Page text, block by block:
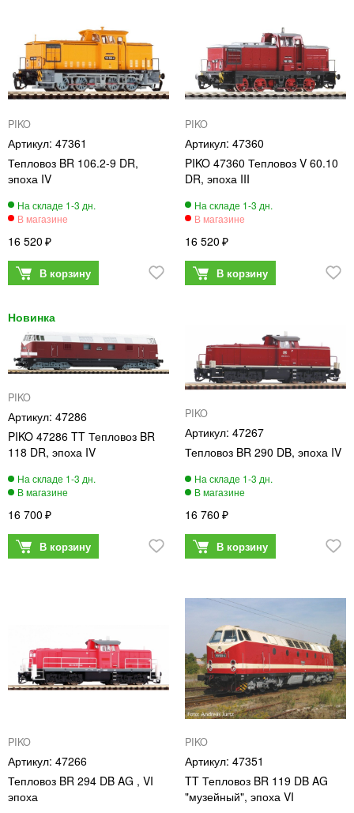
PIKO
47361
Тепловоз BR 106.2-9 DR,
эпоха IV
16 520
PIKO
47360
PIKO 47360 Тепловоз V 60.10
DR, эпоха III
16 520
PIKO
47286
PIKO 47286 TT Тепловоз BR
118 DR, эпоха IV
16 700
PIKO
47267
Тепловоз BR 290 DB, эпоха IV
16 760
PIKO
47266
Тепловоз BR 294 DB AG , VI
эпоха
PIKO
47351
TT Тепловоз BR 119 DB AG
"музейный", эпоха VI